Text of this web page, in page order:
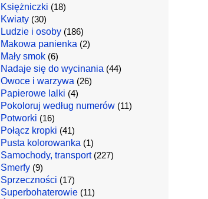
Księżniczki (18)
Kwiaty(30)
Ludzie i osoby(186)
Makowa panienka (2)
Mały smok(6)
Nadaje się do wycinania (44)
Owoce i warzywa (26)
Papierowe lalki (4)
Pokoloruj według numerów(11)
Potworki (16)
Połącz kropki (41)
Pusta kolorowanka (1)
Samochody, transport(227)
Smerfy(9)
Sprzeczności (17)
Superbohaterowie(11)